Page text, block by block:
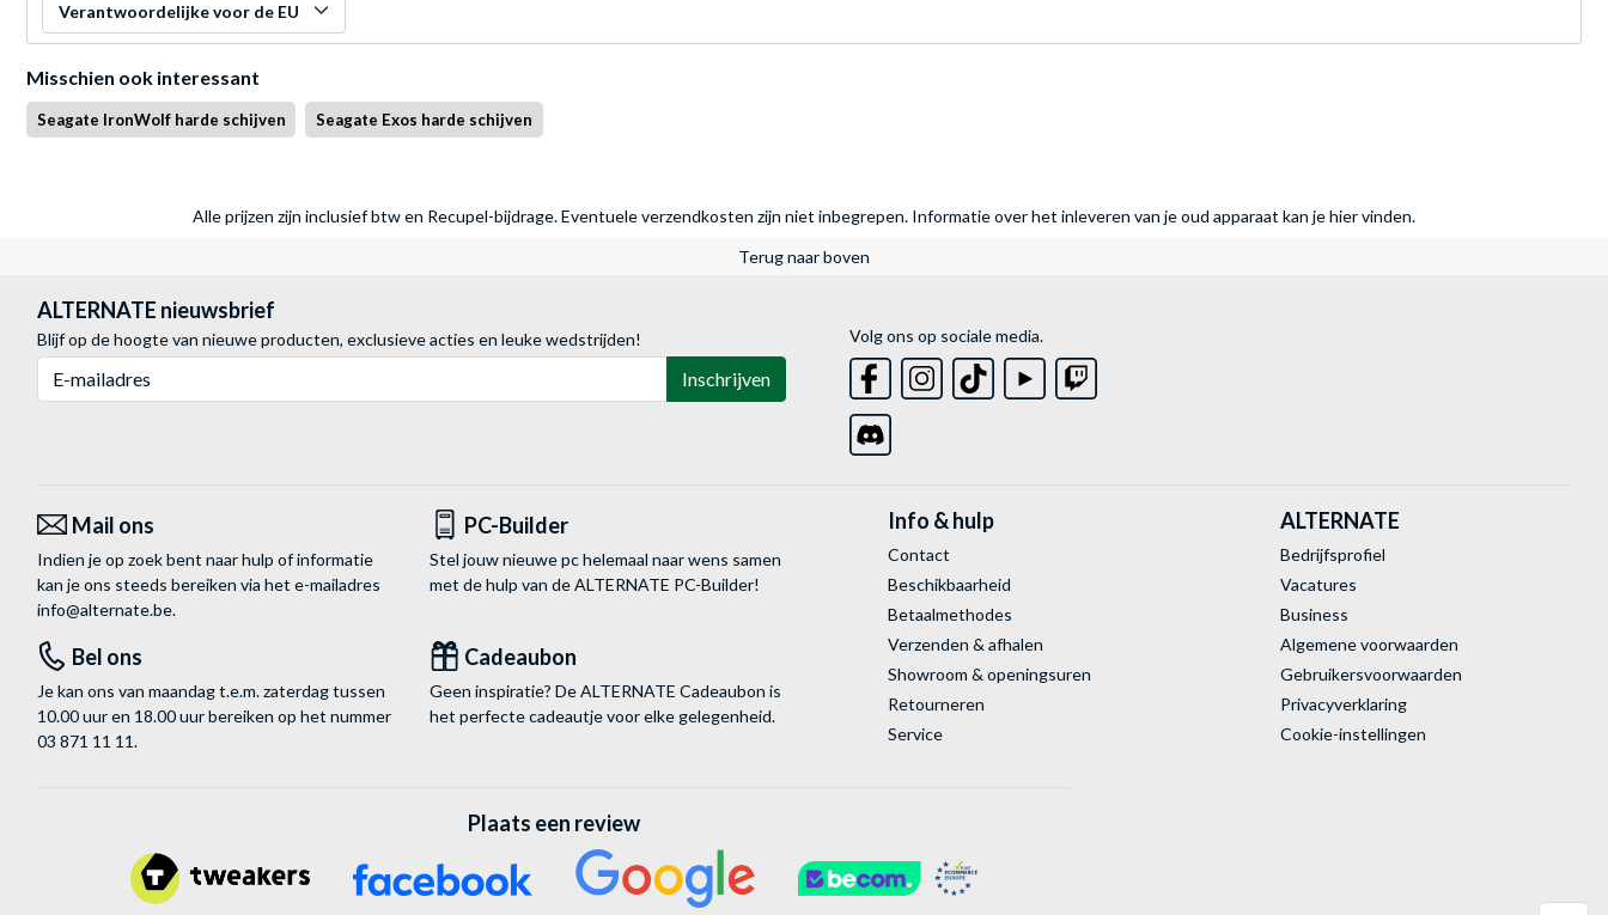
Verantwoordelijke voor de EU
Misschien ook interessant
Seagate IronWolf harde schijven Seagate Exos harde schijven
Alle prijzen zijn inclusief btw en Recupel-bijdrage. Eventuele verzendkosten zijn niet inbegrepen. Informatie over het inleveren van je oud apparaat kan je hier vinden.
Terug naar boven
ALTERNATE nieuwsbrief
Blijf op de hoogte van nieuwe producten, exclusieve acties en leuke wedstrijden!
Inschrijven
Volg ons op sociale media.
Mail ons
Indien je op zoek bent naar hulp of informatie
kan je ons steeds bereiken via het e-mailadres
info@alternate.be.
PC-Builder
Stel jouw nieuwe pc helemaal naar wens samen
met de hulp van de ALTERNATE PC-Builder!
Bel ons
Je kan ons van maandag t.e.m. zaterdag tussen
10.00 uur en 18.00 uur bereiken op het nummer
03 871 11 11.
Cadeaubon
Geen inspiratie? De ALTERNATE Cadeaubon is
het perfecte cadeautje voor elke gelegenheid.
Info & hulp
Contact
Beschikbaarheid
Betaalmethodes
Verzenden & afhalen
Showroom & openingsuren
Retourneren
Service
ALTERNATE
Bedrijfsprofiel
Vacatures
Business
Algemene voorwaarden
Gebruikersvoorwaarden
Privacyverklaring
Cookie-instellingen
Plaats een review